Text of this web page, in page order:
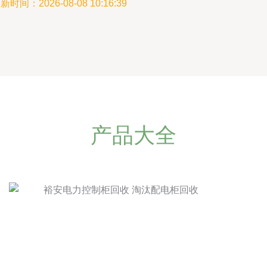
时间：2026-08-08 10:16:39
产品大全